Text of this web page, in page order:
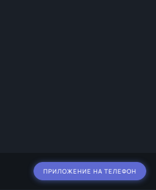
ПРИЛОЖЕНИЕ НА ТЕЛЕФОН